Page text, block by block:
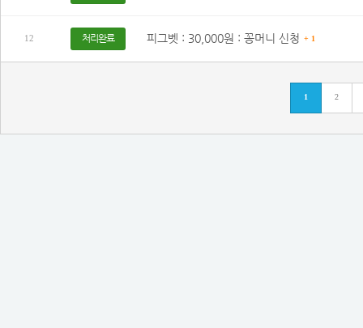
12 처리완료 피그벳 : 30,000원 : 꽁머니 신청 + 1
1 2